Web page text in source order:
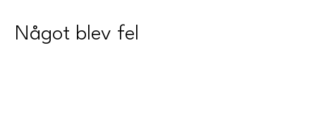
Något blev fel